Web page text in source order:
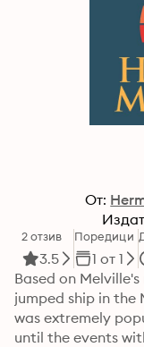
От:
2 отзив
3.5
Поредици
1 от 1
Based on
jumped ship in the
was extremely
until the events